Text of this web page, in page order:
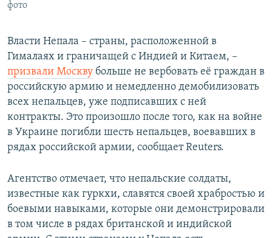
фото
Власти Непала – страны, расположенной в
Гималаях и граничащей с Индией и Китаем, –
призвали Москву больше не вербовать её граждан в
российскую армию и немедленно демобилизовать
всех непальцев, уже подписавших с ней
контракты. Это произошло после того, как на войне
в Украине погибли шесть непальцев, воевавших в
рядах российской армии, сообщает Reuters.
Агентство отмечает, что непальские солдаты,
известные как гуркхи, славятся своей храбростью и
боевыми навыками, которые они демонстрировали
в том числе в рядах британской и индийской